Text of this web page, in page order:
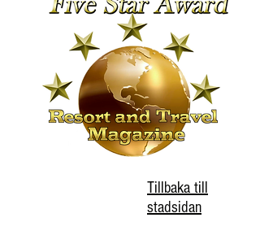
Tillbaka till
stadsidan